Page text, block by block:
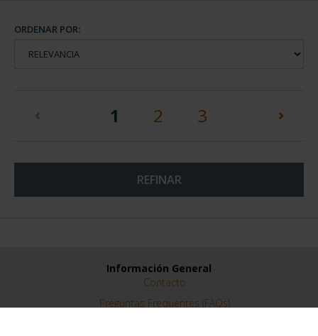
ORDENAR POR:
Información General